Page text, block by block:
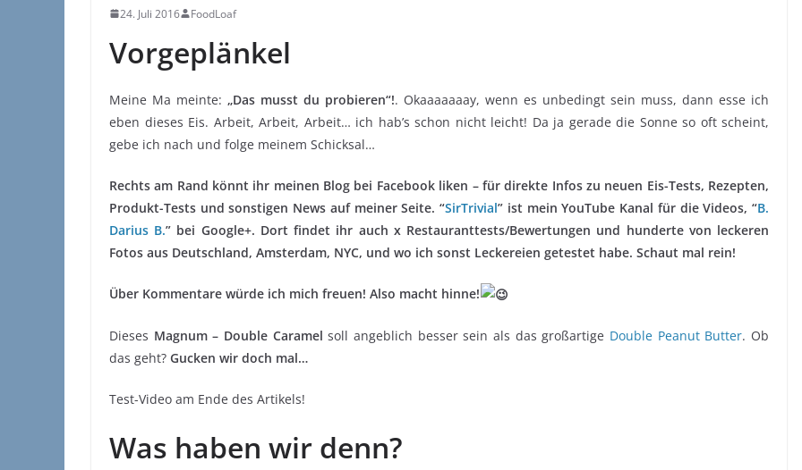
24. Juli 2016 FoodLoaf
Vorgeplänkel
Meine Ma meinte: „Das musst du probieren“!. Okaaaaaaay, wenn es unbedingt sein muss, dann esse ich
eben dieses Eis. Arbeit, Arbeit, Arbeit… ich hab’s schon nicht leicht! Da ja gerade die Sonne so oft scheint,
gebe ich nach und folge meinem Schicksal…
Rechts am Rand könnt ihr meinen Blog bei Facebook liken – für direkte Infos zu neuen Eis-Tests, Rezepten,
Produkt-Tests und sonstigen News auf meiner Seite. “SirTrivial” ist mein YouTube Kanal für die Videos, “B.
Darius B.” bei Google+. Dort findet ihr auch x Restauranttests/Bewertungen und hunderte von leckeren
Fotos aus Deutschland, Amsterdam, NYC, und wo ich sonst Leckereien getestet habe. Schaut mal rein!
Über Kommentare würde ich mich freuen! Also macht hinne!
Dieses Magnum – Double Caramel soll angeblich besser sein als das großartige Double Peanut Butter. Ob
das geht? Gucken wir doch mal…
Test-Video am Ende des Artikels!
Was haben wir denn?